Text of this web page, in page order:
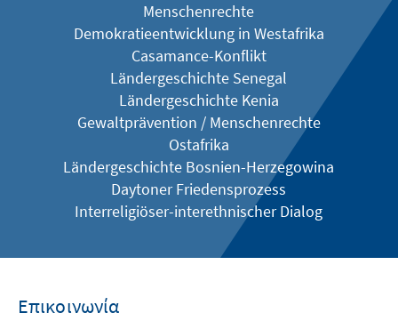
Menschenrechte
Demokratieentwicklung in Westafrika
Casamance-Konflikt
Ländergeschichte Senegal
Ländergeschichte Kenia
Gewaltprävention / Menschenrechte
Ostafrika
Ländergeschichte Bosnien-Herzegowina
Daytoner Friedensprozess
Interreligiöser-interethnischer Dialog
Επικοινωνία